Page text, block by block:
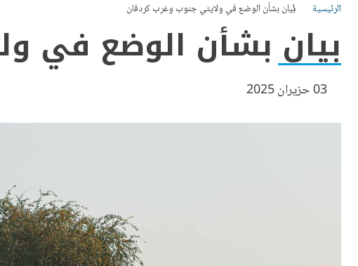
الرئيسية بيان بشأن الوضع في ولايتي جنوب وغرب كردفان
بيان بشأن الوضع في
03 حزيران 2025